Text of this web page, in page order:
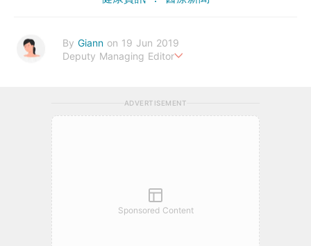
By Giann on 19 Jun 2019
Deputy Managing Editor
ADVERTISEMENT
Sponsored Content